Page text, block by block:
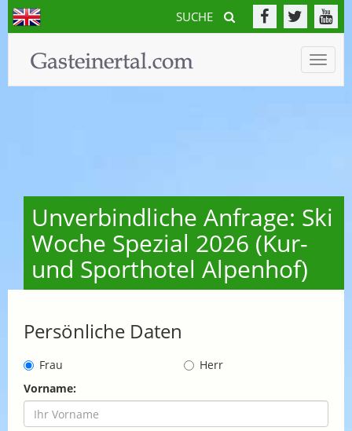
SUCHE
Toggle
Unverbindliche Anfrage: Ski
Woche Spezial 2026 (Kur-
und Sporthotel Alpenhof)
Persönliche Daten
Frau
Herr
Vorname: